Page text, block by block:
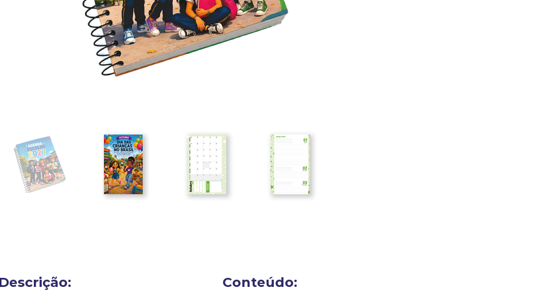
Descrição: Conteúdo: